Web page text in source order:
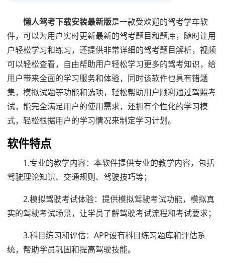
懒人驾考下载安装最新版是一款受欢迎的驾考学车软
件，可以为用户实时更新最新的驾考题目和题库，随时让用
户轻松学习和练习，还提供非常详细的驾考题目解析，视频
可以轻松查看，自由帮助用户轻松学习更多的驾考知识，给
用户带来全面的学习服务和体验，同时该软件也具有错题
集，模拟试题等功能和选项，轻松帮助用户顺利通过驾照考
试，能完全满足用户的使用需求，还拥有个性化的学习模
式，轻松根据用户的学习情况来制定学习计划。
软件特点
1.专业的教学内容：本软件提供专业的教学内容，包括
驾驶理论知识、交通规则、驾驶技巧等；
2.模拟驾驶考试体验：提供模拟驾驶考试功能，模拟真
实的驾驶考试场景，让学员了解驾驶考试流程和考试要求；
3.科目练习和评估：APP设有科目练习题库和评估系
统，帮助学员巩固和提高驾驶技能。